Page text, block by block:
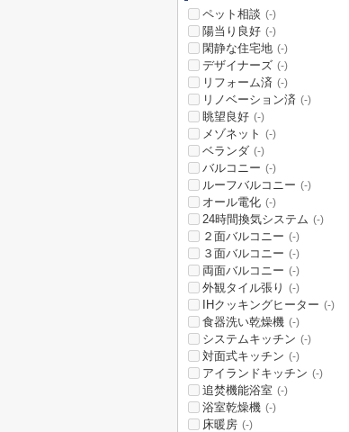
ペット相談 (-)
陽当り良好 (-)
閑静な住宅地 (-)
デザイナーズ (-)
リフォーム済 (-)
リノベーション済 (-)
眺望良好 (-)
メゾネット (-)
ベランダ (-)
バルコニー (-)
ルーフバルコニー (-)
オール電化 (-)
24時間換気システム (-)
２面バルコニー (-)
３面バルコニー (-)
両面バルコニー (-)
外観タイル張り (-)
IHクッキングヒーター (-)
食器洗い乾燥機 (-)
システムキッチン (-)
対面式キッチン (-)
アイランドキッチン (-)
追焚機能浴室 (-)
浴室乾燥機 (-)
床暖房 (-)